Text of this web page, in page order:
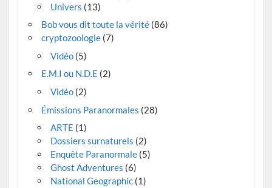
Univers (13)
Bob vous dit toute la vérité(86)
cryptozoologie(7)
Vidéo(5)
E.M.I ou N.D.E (2)
Vidéo(2)
Émissions Paranormales (28)
ARTE (1)
Dossiers surnaturels (2)
Enquête Paranormale(5)
Ghost Adventures (6)
National Geographic(1)